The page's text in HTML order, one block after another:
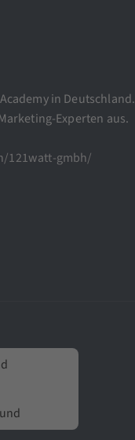
in Deutschland.
Experten aus.
121watt-gmbh/